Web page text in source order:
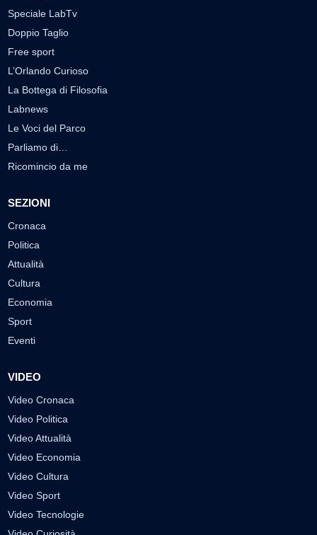
Speciale LabTv
Doppio Taglio
Free sport
L’Orlando Curioso
La Bottega di Filosofia
Labnews
Le Voci del Parco
Parliamo di…
Ricomincio da me
SEZIONI
Cronaca
Politica
Attualità
Cultura
Economia
Sport
Eventi
VIDEO
Video Cronaca
Video Politica
Video Attualità
Video Economia
Video Cultura
Video Sport
Video Tecnologie